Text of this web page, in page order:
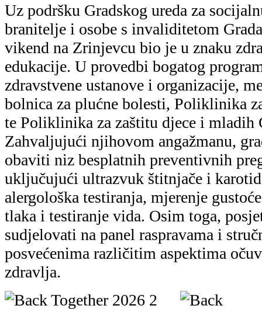
Uz podršku Gradskog ureda za
branitelje i osobe s invaliditetom
vikend na Zrinjevcu bio je u znaku
edukacije. U provedbi bogatog
zdravstvene ustanove i organizacije,
bolnica za plućne bolesti, Poliklinika
te Poliklinika za zaštitu djece i mladih
Zahvaljujući njihovom angažmanu,
obaviti niz besplatnih preventivnih
uključujući ultrazvuk štitnjače i
alergološka testiranja, mjerenje
tlaka i testiranje vida. Osim toga,
sudjelovati na panel raspravama i
posvećenima različitim aspektima
zdravlja.